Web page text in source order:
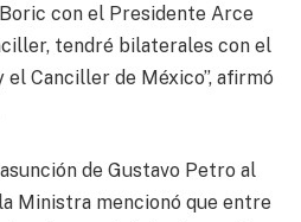
con el Presidente Arce
tendré bilaterales con el
Canciller de México”, afirmó
de Gustavo Petro al
Ministra mencionó que entre